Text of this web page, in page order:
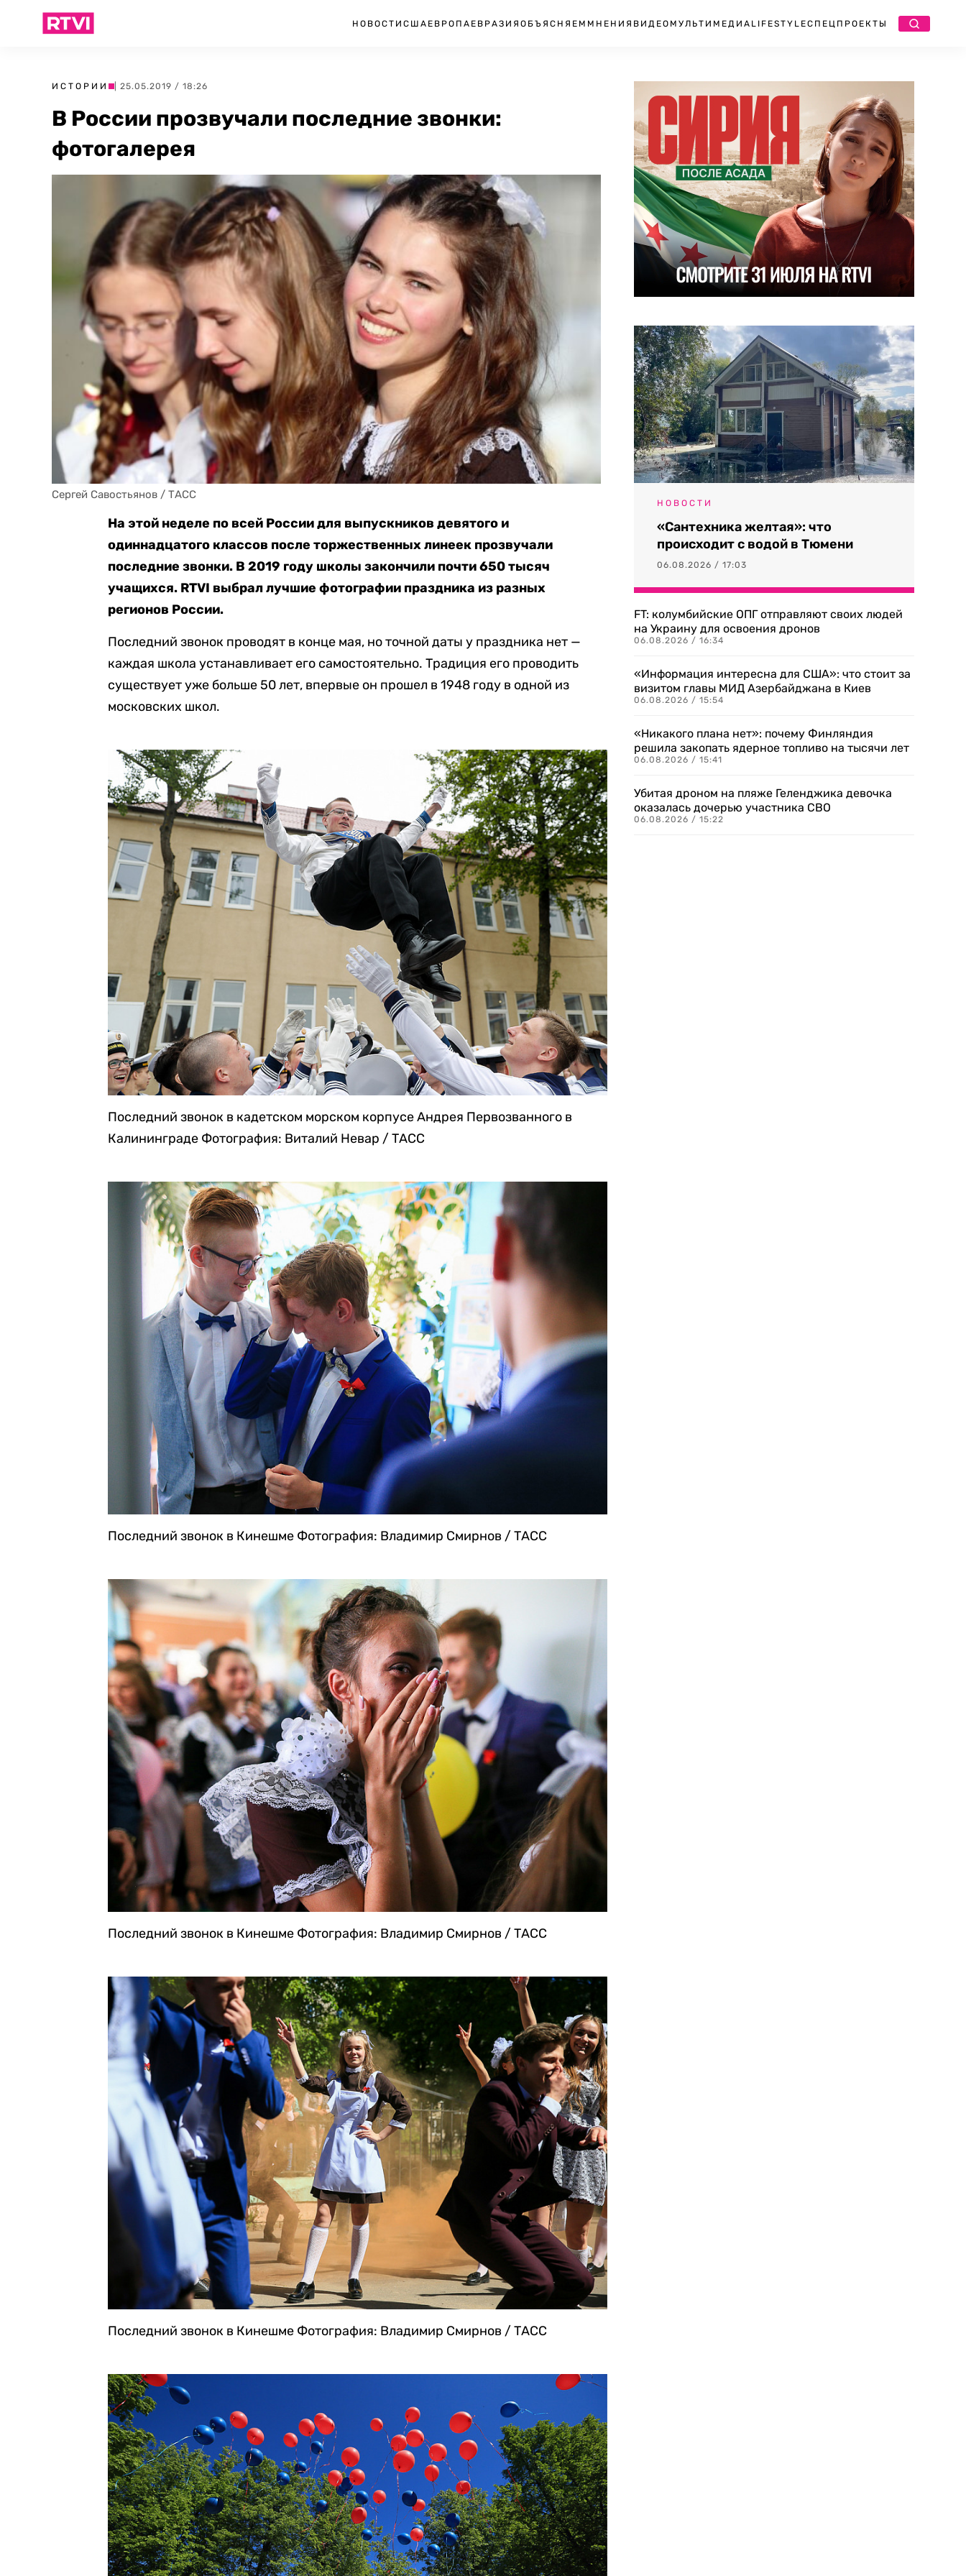
НОВОСТИ США ЕВРОПА ЕВРАЗИЯ ОБЪЯСНЯЕМ МНЕНИЯ ВИДЕО МУЛЬТИМЕДИА LIFESTYLEСПЕЦПРОЕКТЫ
ИСТОРИИ | 25.05.2019 / 18:26
В России прозвучали последние звонки:
фотогалерея
Сергей Савостьянов / ТАСС
На этой неделе по всей России для выпускников девятого и
одиннадцатого классов после торжественных линеек прозвучали
последние звонки. В 2019 году школы закончили почти 650 тысяч
учащихся. RTVI выбрал лучшие фотографии праздника из разных
регионов России.
Последний звонок проводят в конце мая, но точной даты у праздника нет —
каждая школа устанавливает его самостоятельно. Традиция его проводить
существует уже больше 50 лет, впервые он прошел в 1948 году в одной из
московских школ.
Последний звонок в кадетском морском корпусе Андрея Первозванного в
Калининграде Фотография: Виталий Невар / ТАСС
Последний звонок в Кинешме Фотография: Владимир Смирнов / ТАСС
Последний звонок в Кинешме Фотография: Владимир Смирнов / ТАСС
Последний звонок в Кинешме Фотография: Владимир Смирнов / ТАСС
НОВОСТИ
«Сантехника желтая»: что
происходит с водой в Тюмени
06.08.2026 / 17:03
FT: колумбийские ОПГ отправляют своих людей
на Украину для освоения дронов
06.08.2026 / 16:34
«Информация интересна для США»: что стоит за
визитом главы МИД Азербайджана в Киев
06.08.2026 / 15:54
«Никакого плана нет»: почему Финляндия
решила закопать ядерное топливо на тысячи лет
06.08.2026 / 15:41
Убитая дроном на пляже Геленджика девочка
оказалась дочерью участника СВО
06.08.2026 / 15:22